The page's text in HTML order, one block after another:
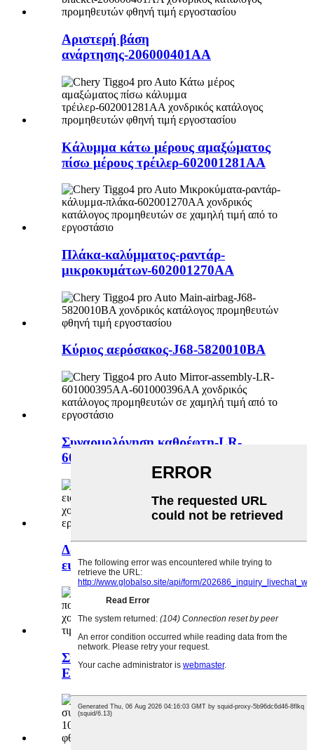
Αριστερή βάση
ανάρτησης-206000401AA
Κάλυμμα κάτω μέρους αμαξώματος
πίσω μέρους τρέιλερ-602001281AA
Πλάκα-καλύμματος-ραντάρ-
μικροκυμάτων-602001270AA
Κύριος αερόσακος-J68-5820010BA
Συναρμολόγηση καθρέφτη-LR-
601000395AA-601000396AA
Δακτύλιος-έδρας-βαλβίδας-
εισαγωγής-E4G16-1003021
Συγκρότημα πολλαπλής εισαγωγής-
E4G16-1008010AD